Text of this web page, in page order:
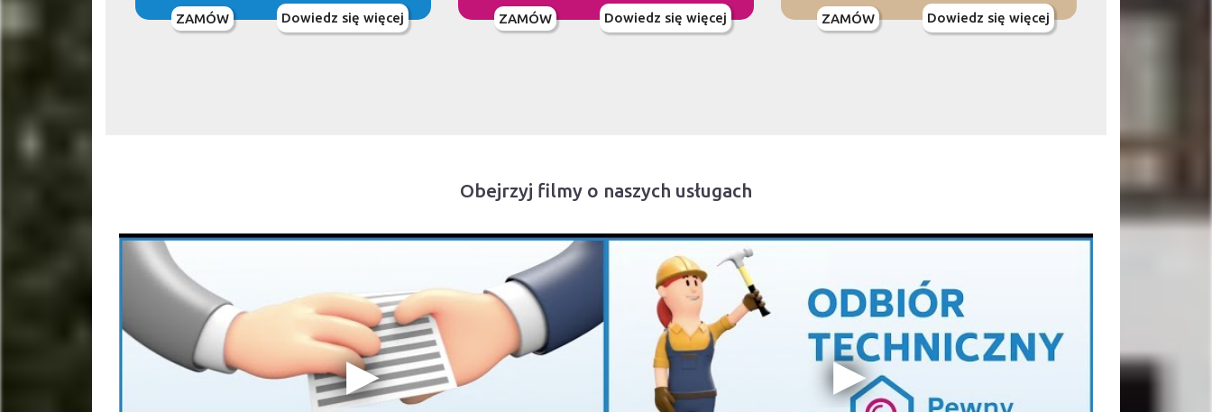
ZAMÓW Dowiedz się więcej ZAMÓW Dowiedz się więcej ZAMÓW Dowiedz się więcej
Obejrzyj filmy o naszych usługach